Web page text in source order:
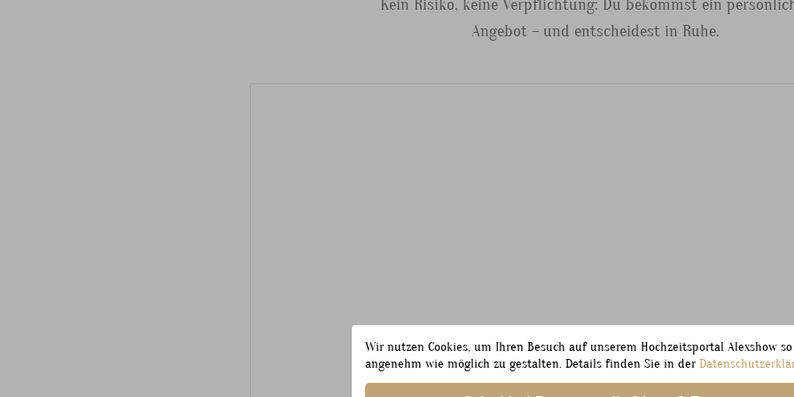
Kein Risiko, keine Verpflichtung: Du bekommst ein
Angebot – und entscheidest in Ruhe.
Wir nutzen Cookies, um Ihren Besuch auf unserem Hochzeitsportal Alexshow so
angenehm wie möglich zu gestalten. Details finden Sie in der